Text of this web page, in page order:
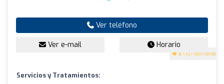
5 (101 opiniones)
Ver teléfono
Ver e-mail Horario
Servicios y Tratamientos: